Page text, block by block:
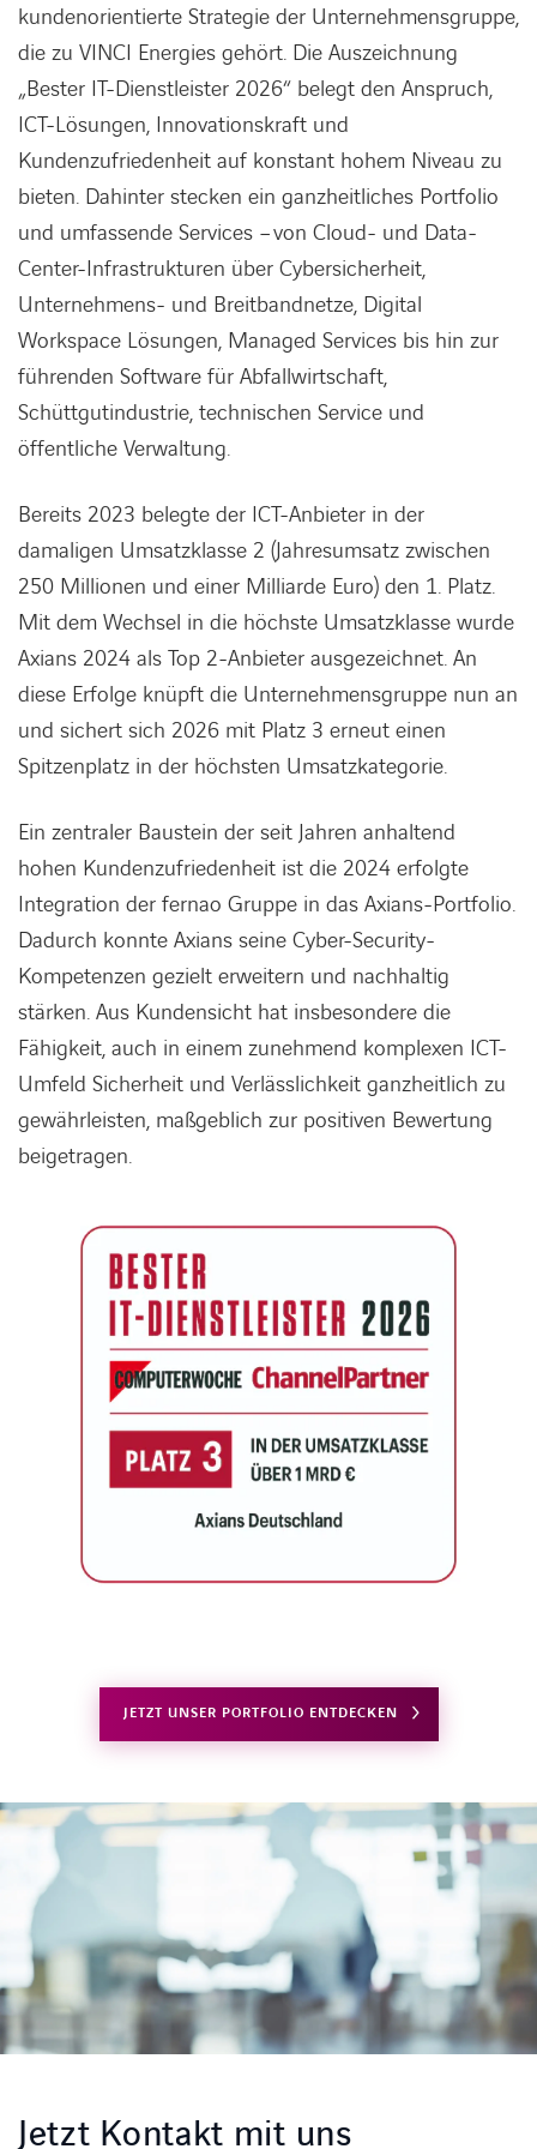
LINKEDIN
XING FACEBOOK
INSTAGRAMYOUTUBE
kundenorientierte Strategie der Unternehmensgruppe,
die zu VINCI Energies gehört. Die Auszeichnung
„Bester IT-Dienstleister 2026“ belegt den Anspruch,
ICT-Lösungen, Innovationskraft und
Kundenzufriedenheit auf konstant hohem Niveau zu
bieten. Dahinter stecken ein ganzheitliches Portfolio
und umfassende Services – von Cloud- und Data-
Center-Infrastrukturen über Cybersicherheit,
Unternehmens- und Breitbandnetze, Digital
Workspace Lösungen, Managed Services bis hin zur
führenden Software für Abfallwirtschaft,
Schüttgutindustrie, technischen Service und
öffentliche Verwaltung.
Bereits 2023 belegte der ICT-Anbieter in der
damaligen Umsatzklasse 2 (Jahresumsatz zwischen
250 Millionen und einer Milliarde Euro) den 1. Platz.
Mit dem Wechsel in die höchste Umsatzklasse wurde
Axians 2024 als Top 2-Anbieter ausgezeichnet. An
diese Erfolge knüpft die Unternehmensgruppe nun an
und sichert sich 2026 mit Platz 3 erneut einen
Spitzenplatz in der höchsten Umsatzkategorie.
Ein zentraler Baustein der seit Jahren anhaltend
hohen Kundenzufriedenheit ist die 2024 erfolgte
Integration der fernao Gruppe in das Axians-Portfolio.
Dadurch konnte Axians seine Cyber-Security-
Kompetenzen gezielt erweitern und nachhaltig
stärken. Aus Kundensicht hat insbesondere die
Fähigkeit, auch in einem zunehmend komplexen ICT-
Umfeld Sicherheit und Verlässlichkeit ganzheitlich zu
gewährleisten, maßgeblich zur positiven Bewertung
beigetragen.
JETZT UNSER PORTFOLIO ENTDECKEN
Jetzt Kontakt mit uns